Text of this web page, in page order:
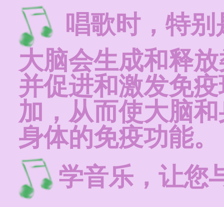
唱歌时，特
大脑会生成和释
并促进和激发免
加，从而使大脑
身体的免疫功能。
学音乐，让您